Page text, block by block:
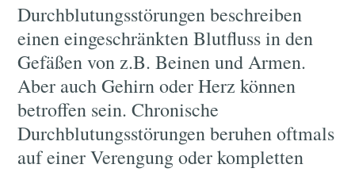
Durchblutungsstörungen beschreiben
einen eingeschränkten Blutfluss in den
Gefäßen von z.B. Beinen und Armen.
Aber auch Gehirn oder Herz können
betroffen sein. Chronische
Durchblutungsstörungen beruhen oftmals
auf einer Verengung oder kompletten